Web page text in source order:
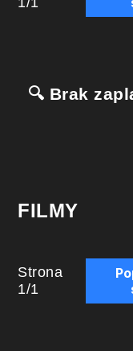
🔍 Brak
FILMY
Strona
1/1